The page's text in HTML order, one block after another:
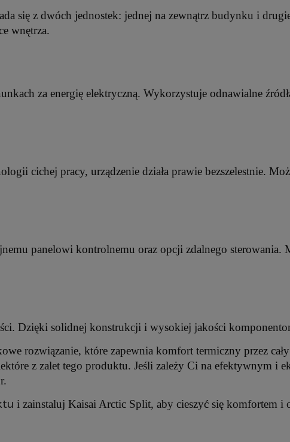
się z dwóch jednostek: jednej na zewnątrz budynku i
wnętrza.
za energię elektryczną. Wykorzystuje odnawialne
cichej pracy, urządzenie działa prawie bezszelestnie.
panelowi kontrolnemu oraz opcji zdalnego
Dzięki solidnej konstrukcji i wysokiej jakości
rozwiązanie, które zapewnia komfort termiczny przez
z zalet tego produktu. Jeśli zależy Ci na efektywnym i
i zainstaluj Kaisai Arctic Split, aby cieszyć się komfortem i